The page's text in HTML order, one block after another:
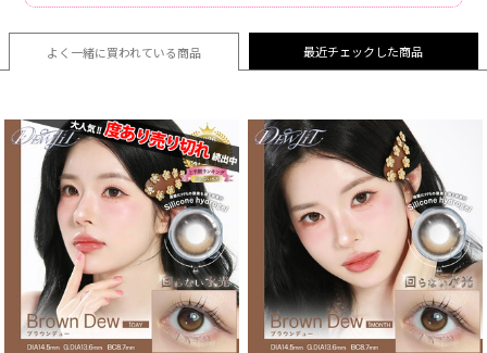
よく一緒に買われている商品 最近チェックした商品